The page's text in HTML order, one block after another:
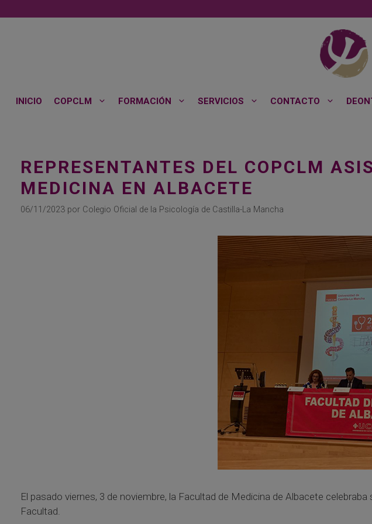
al
INICIO COPCLM FORMACIÓN SERVICIOS CONTACTO
REPRESENTANTES DEL COPCLM
MEDICINA EN ALBACETE
06/11/2023 por Colegio Oficial de la Psicología de Castilla-La Mancha
El pasado viernes, 3 de noviembre, la Facultad de Medicina de Albacete
Facultad.